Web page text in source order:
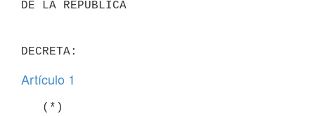
DE LA REPUBLICA
Artículo 1
   (*)